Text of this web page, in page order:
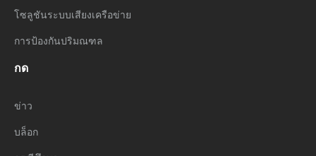
โซลูชันระบบเสียงเครือข่าย
การป้องกันปริมณฑล
กด
ข่าว
บล็อก